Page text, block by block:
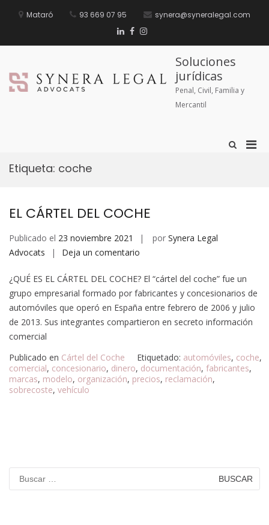
Mataró 93 669 07 95 synera@syneralegal.com
Soluciones
jurídicas
Penal, Civil, Familia y
Mercantil
Etiqueta: coche
EL CÁRTEL DEL COCHE
Publicado el 23 noviembre 2021 por Synera Legal
Advocats
Deja un comentario
¿QUÉ ES EL CÁRTEL DEL COCHE? El “cártel del coche” fue un
grupo empresarial formado por fabricantes y concesionarios de
automóviles que operó en España entre febrero de 2006 y julio
de 2013. Sus integrantes compartieron en secreto información
comercial
Publicado en Cártel del Coche Etiquetado: automóviles, coche,
comercial, concesionario, dinero, documentación, fabricantes,
marcas, modelo, organización, precios, reclamación,
sobrecoste, vehículo